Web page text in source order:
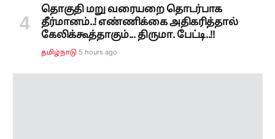
தொகுதி மறு வரையறை தொடர்பாக
தீர்மானம்..! எண்ணிக்கை அதிகரித்தால்
கேலிக்கூத்தாகும்... திருமா. பேட்டி..!!
தமிழ்நாடு 5 hours ago